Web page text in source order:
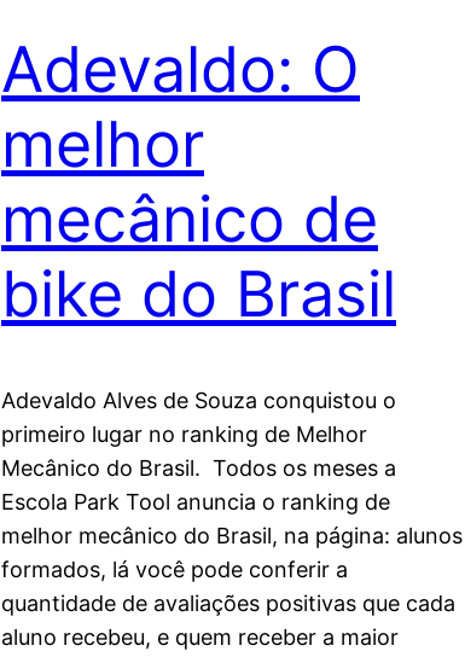
Adevaldo: O
melhor
mecânico de
bike do Brasil
Adevaldo Alves de Souza conquistou o
primeiro lugar no ranking de Melhor
Mecânico do Brasil. Todos os meses a
Escola Park Tool anuncia o ranking de
melhor mecânico do Brasil, na página: alunos
formados, lá você pode conferir a
quantidade de avaliações positivas que cada
aluno recebeu, e quem receber a maior